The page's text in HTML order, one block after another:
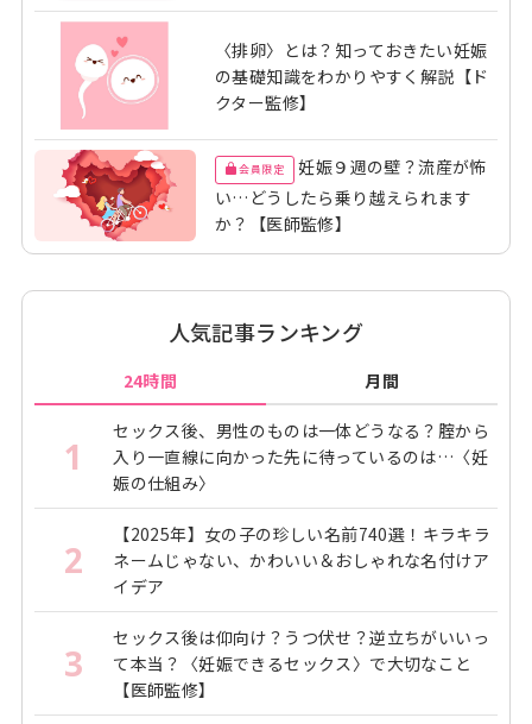
〈排卵〉とは？知っておきたい妊娠
の基礎知識をわかりやすく解説【ド
クター監修】
会員限定
妊娠９週の壁？流産が怖
い…どうしたら乗り越えられます
か？【医師監修】
人気記事ランキング
24時間 月間
1
セックス後、男性のものは一体どうなる？腟から
入り一直線に向かった先に待っているのは…〈妊
娠の仕組み〉
2
【2025年】女の子の珍しい名前740選！キラキラ
ネームじゃない、かわいい＆おしゃれな名付けア
イデア
3
セックス後は仰向け？うつ伏せ？逆立ちがいいっ
て本当？〈妊娠できるセックス〉で大切なこと
【医師監修】